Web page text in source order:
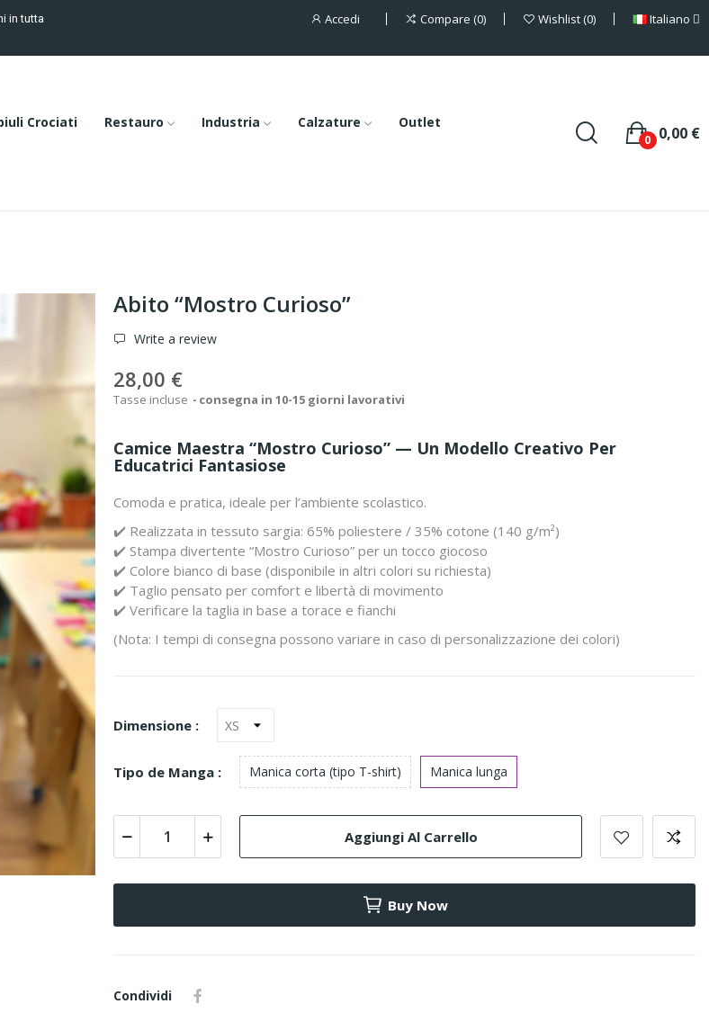
in tutta
Accedi Compare 0 Wishlist 0 Italiano
Crociati Restauro Industria Calzature
Outlet
0,00 €
0
Abito “Mostro Curioso”
Write a review
28,00 €
Tasse incluse consegna in 10-15 giorni lavorativi
Camice Maestra “Mostro Curioso” — Un Modello Creativo Per
Educatrici Fantasiose
Comoda e pratica, ideale per l’ambiente scolastico.
✔️ Realizzata in tessuto sargia: 65% poliestere / 35% cotone (140 g/m²)
✔️ Stampa divertente “Mostro Curioso” per un tocco giocoso
✔️ Colore bianco di base (disponibile in altri colori su richiesta)
✔️ Taglio pensato per comfort e libertà di movimento
✔️ Verificare la taglia in base a torace e fianchi
(Nota: I tempi di consegna possono variare in caso di personalizzazione dei colori)
Dimensione :
Tipo de Manga : Manica corta (tipo T-shirt) Manica lunga
Aggiungi Al Carrello
Buy Now
Condividi